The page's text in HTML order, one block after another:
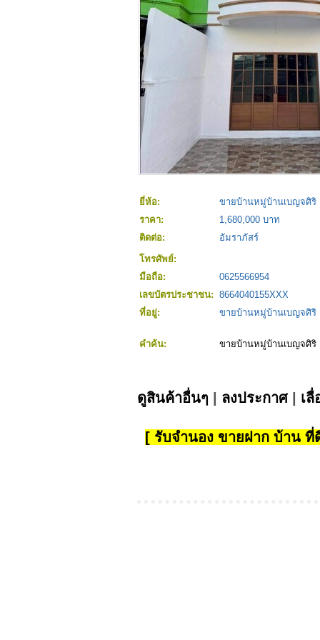
ยี่ห้อ:
ขายบ้านหมู่บ้านเบญจศิริ
ราคา:
1,680,000 บาท
ติดต่อ:
อัมราภัสร์
โทรศัพย์:
มือถือ:
0625566954
เลขบัตรประชาชน: 8664040155XXX
ที่อยู่:
ขายบ้านหมู่บ้านเบญจศิริ
คำค้น: ขายบ้านหมู่บ้านเบญจศิริ
ดูสินค้าอื่นๆ ลงประกาศ| เ
[ รับจำนอง ขายฝาก บ้าน ที่